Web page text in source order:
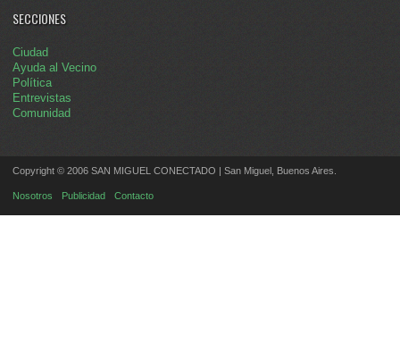
SECCIONES
Ciudad
Ayuda al Vecino
Política
Entrevistas
Comunidad
Copyright © 2006 SAN MIGUEL CONECTADO | San Miguel, Buenos Aires.
Nosotros Publicidad Contacto